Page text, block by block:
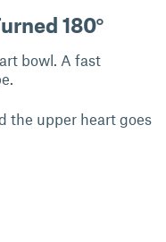
180°
bowl. A fast
the upper heart goes